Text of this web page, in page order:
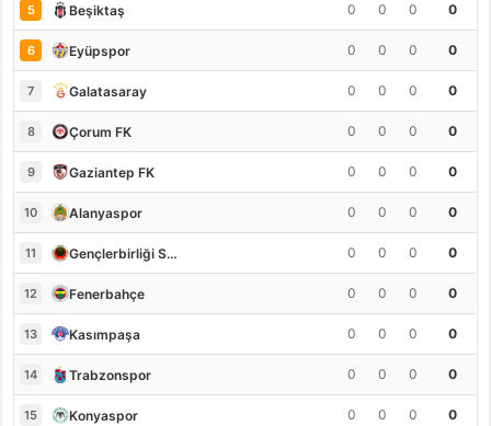
5 Beşiktaş 0 0 0 0
6 Eyüpspor 0 0 0 0
7 Galatasaray 0 0 0 0
8 Çorum FK 0 0 0 0
9 Gaziantep FK 0 0 0 0
10 Alanyaspor 0 0 0 0
11 Gençlerbirliği S.K. 0 0 0 0
12 Fenerbahçe 0 0 0 0
13 Kasımpaşa 0 0 0 0
14 Trabzonspor 0 0 0 0
15 Konyaspor 0 0 0 0